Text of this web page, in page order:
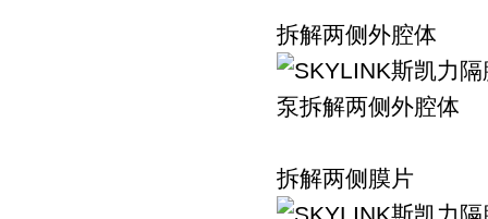
拆解两侧外腔体
拆解两侧膜片